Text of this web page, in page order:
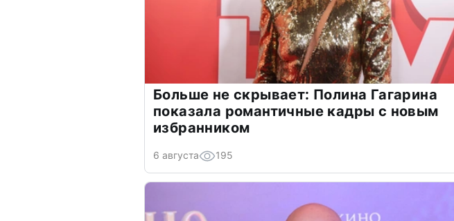
Больше не скрывает: Полина Гагарина
показала романтичные кадры с новым
избранником
6 августа 195